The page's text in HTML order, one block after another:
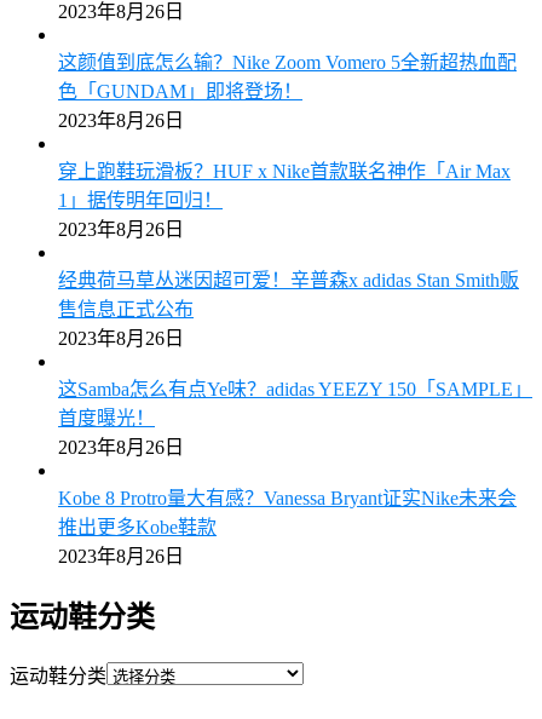
2023年8月26日
这颜值到底怎么输？Nike Zoom Vomero 5全新超热血配
色「GUNDAM」即将登场！
2023年8月26日
穿上跑鞋玩滑板？HUF x Nike首款联名神作「Air Max
1」据传明年回归！
2023年8月26日
经典荷马草丛迷因超可爱！辛普森x adidas Stan Smith贩
售信息正式公布
2023年8月26日
这Samba怎么有点Ye味？adidas YEEZY 150「SAMPLE」
首度曝光！
2023年8月26日
Kobe 8 Protro量大有感？Vanessa Bryant证实Nike未来会
推出更多Kobe鞋款
2023年8月26日
运动鞋分类
运动鞋分类